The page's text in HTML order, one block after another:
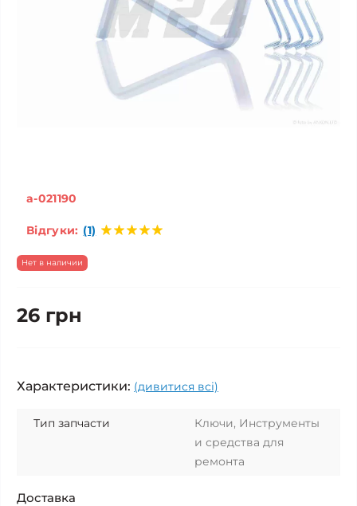
a-021190
Відгуки: (1)
Нет в наличии
26 грн
Характеристики: (дивитися всі)
Тип запчасти
Ключи, Инструменты
и средства для
ремонта
Доставка